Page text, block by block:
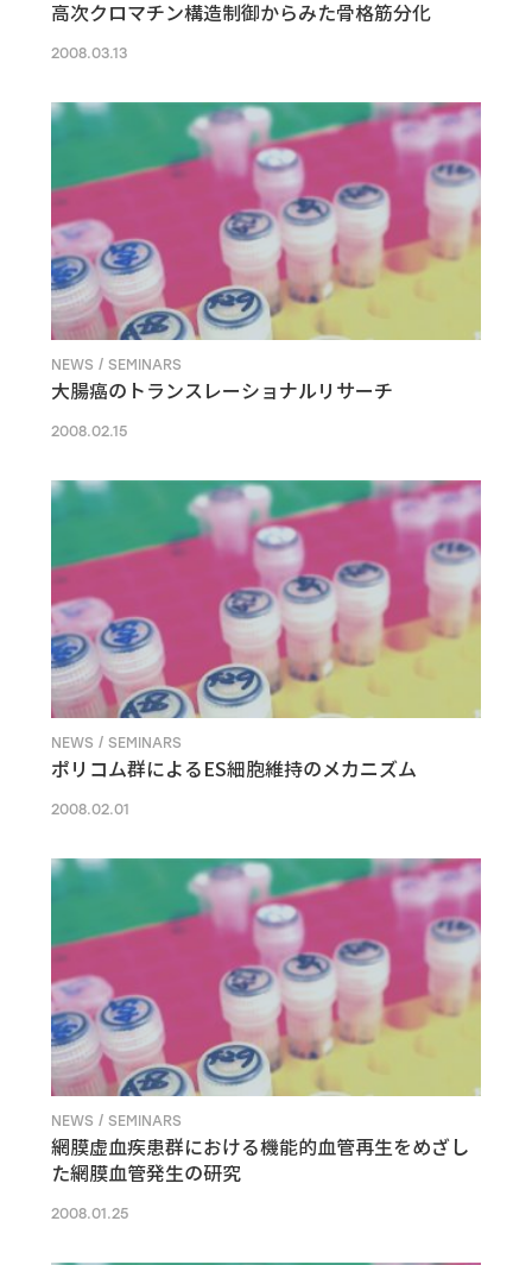
高次クロマチン構造制御からみた骨格筋分化
2008.03.13
NEWS / SEMINARS
大腸癌のトランスレーショナルリサーチ
2008.02.15
NEWS / SEMINARS
ポリコム群によるES細胞維持のメカニズム
2008.02.01
NEWS / SEMINARS
網膜虚血疾患群における機能的血管再生をめざし
た網膜血管発生の研究
2008.01.25